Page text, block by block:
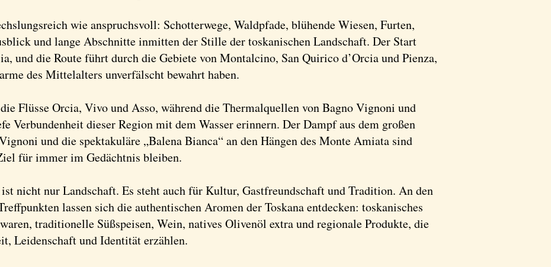
wie anspruchsvoll: Schotterwege, Waldpfade, blühende Wiesen, Furten,
und lange Abschnitte inmitten der Stille der toskanischen Landschaft. Der Start
und die Route führt durch die Gebiete von Montalcino, San Quirico d’Orcia und Pienza,
des Mittelalters unverfälscht bewahrt haben.
Flüsse Orcia, Vivo und Asso, während die Thermalquellen von Bagno Vignoni und
Verbundenheit dieser Region mit dem Wasser erinnern. Der Dampf aus dem großen
und die spektakuläre „Balena Bianca“ an den Hängen des Monte Amiata sind
für immer im Gedächtnis bleiben.
ist nicht nur Landschaft. Es steht auch für Kultur, Gastfreundschaft und Tradition. An den
lassen sich die authentischen Aromen der Toskana entdecken: toskanisches
traditionelle Süßspeisen, Wein, natives Olivenöl extra und regionale Produkte, die
Leidenschaft und Identität erzählen.